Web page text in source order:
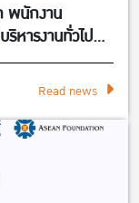
พนักงาน
หารงานทั่วไป
ติ คณะ
Read news